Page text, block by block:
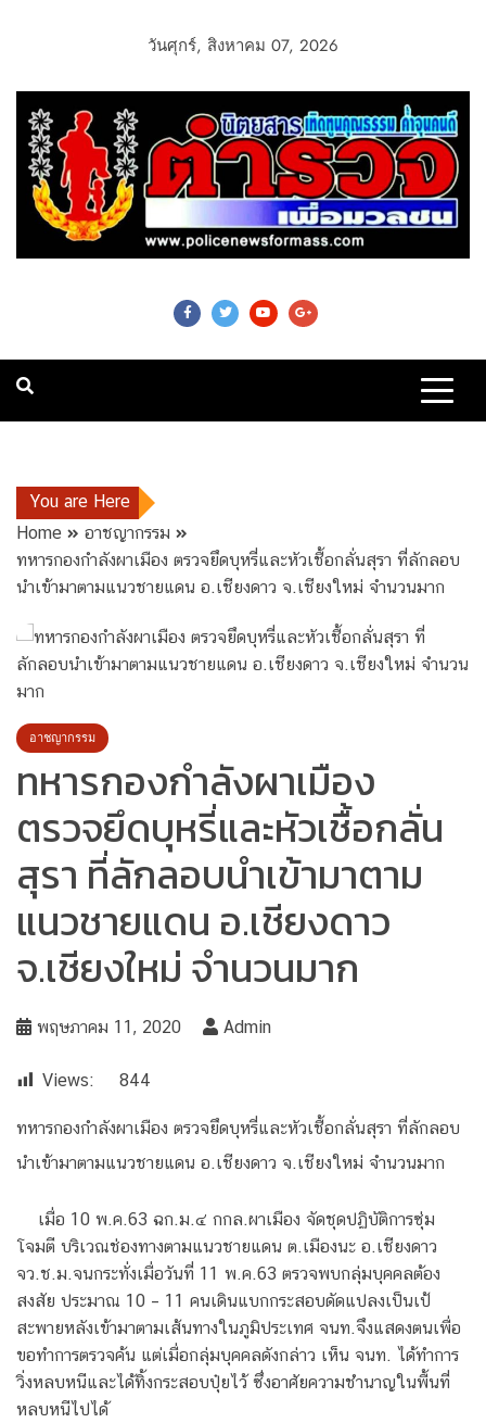
วันศุกร์, สิงหาคม 07, 2026
Police News For
Mass
You are Here
Home
อาชญากรรม
ทหารกองกำลังผาเมือง ตรวจยึดบุหรี่และหัวเชื้อกลั่นสุรา ที่ลักลอบ
นำเข้ามาตามแนวชายแดน อ.เชียงดาว จ.เชียงใหม่ จำนวนมาก
อาชญากรรม
ทหารกองกำลังผาเมือง
ตรวจยึดบุหรี่และหัวเชื้อกลั่น
สุรา ที่ลักลอบนำเข้ามาตาม
แนวชายแดน อ.เชียงดาว
จ.เชียงใหม่ จำนวนมาก
พฤษภาคม 11, 2020 Admin
Views: 844
ทหารกองกำลังผาเมือง ตรวจยึดบุหรี่และหัวเชื้อกลั่นสุรา ที่ลักลอบ
นำเข้ามาตามแนวชายแดน อ.เชียงดาว จ.เชียงใหม่ จำนวนมาก
เมื่อ 10 พ.ค.63 ฉก.ม.๔ กกล.ผาเมือง จัดชุดปฏิบัติการซุ่ม
โจมตี บริเวณช่องทางตามแนวชายแดน ต.เมืองนะ อ.เชียงดาว
จว.ช.ม.จนกระทั่งเมื่อวันที่ 11 พ.ค.63 ตรวจพบกลุ่มบุคคลต้อง
สงสัย ประมาณ 10 – 11 คนเดินแบกกระสอบดัดแปลงเป็นเป้
สะพายหลังเข้ามาตามเส้นทางในภูมิประเทศ จนท.จึงแสดงตนเพื่อ
ขอทำการตรวจค้น แต่เมื่อกลุ่มบุคคลดังกล่าว เห็น จนท. ได้ทำการ
วิ่งหลบหนีและได้ทิ้งกระสอบปุ๋ยไว้ ซึ่งอาศัยความชำนาญในพื้นที่
หลบหนีไปได้